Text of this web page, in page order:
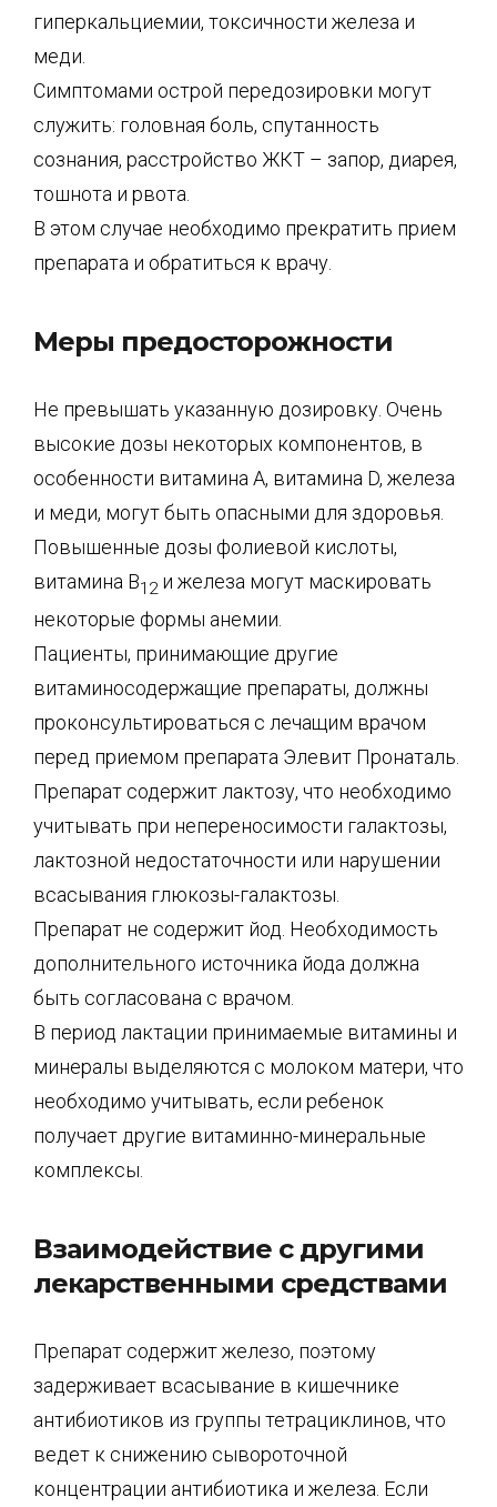
гиперкальциемии, токсичности железа и
меди.
Симптомами острой передозировки могут
служить: головная боль, спутанность
сознания, расстройство ЖКТ – запор, диарея,
тошнота и рвота.
В этом случае необходимо прекратить прием
препарата и обратиться к врачу.
Меры предосторожности
Не превышать указанную дозировку. Очень
высокие дозы некоторых компонентов, в
особенности витамина А, витамина D, железа
и меди, могут быть опасными для здоровья.
Повышенные дозы фолиевой кислоты,
витамина В12 и железа могут маскировать
некоторые формы анемии.
Пациенты, принимающие другие
витаминосодержащие препараты, должны
проконсультироваться с лечащим врачом
перед приемом препарата Элевит Пронаталь.
Препарат содержит лактозу, что необходимо
учитывать при непереносимости галактозы,
лактозной недостаточности или нарушении
всасывания глюкозы-галактозы.
Препарат не содержит йод. Необходимость
дополнительного источника йода должна
быть согласована с врачом.
В период лактации принимаемые витамины и
минералы выделяются с молоком матери, что
необходимо учитывать, если ребенок
получает другие витаминно-минеральные
комплексы.
Взаимодействие с другими
лекарственными средствами
Препарат содержит железо, поэтому
задерживает всасывание в кишечнике
антибиотиков из группы тетрациклинов, что
ведет к снижению сывороточной
концентрации антибиотика и железа. Если